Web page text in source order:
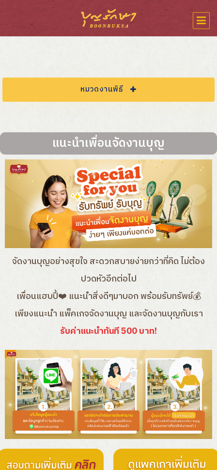
หมวดงานพิธี
แพ็คเกจ/PACKAGE
เมนูอาหารแขก
ฤกษ์ดีประจำปี
รีวิวงานพิธี
โต๊ะเต็นท์งานบุญ
แนะนำเพื่อนจัดงานบุญ
แนะนำเพื่อนจัดงานบุญ
จัดงานบุญอย่างสุขใจ สะดวกสบายง่ายกว่าที่คิด ไม่ต้อง
ปวดหัวอีกต่อไป
เพื่อนแฮบปี้❤️ แนะนำสิ่งดีๆมาบอก พร้อมรับทรัพย์💰
เพียงแนะนำ แพ็คเกจจัดงานบุญ และจัดงานบุญกับเรา
รับค่าแนะนำทันที 500 บาท!